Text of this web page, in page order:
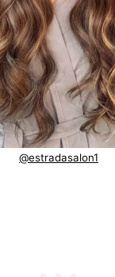
@estradasalon1